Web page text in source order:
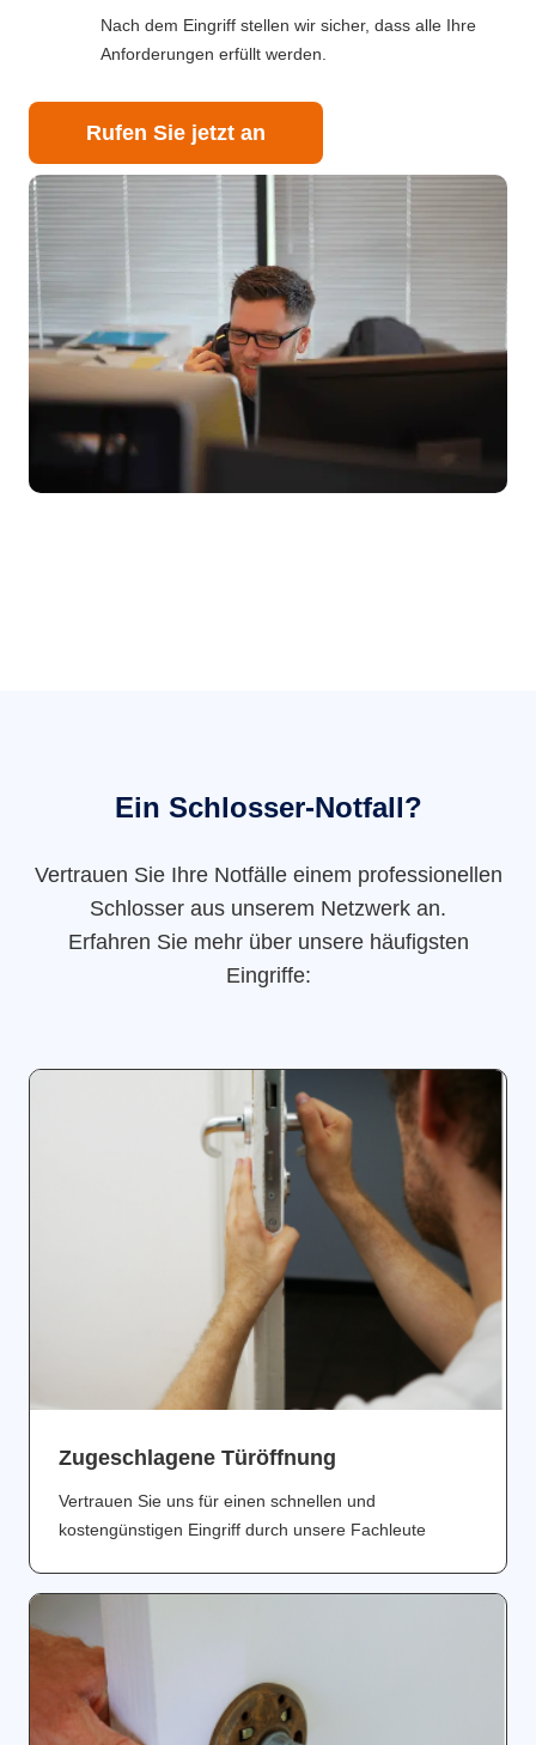
Nach dem Eingriff stellen wir sicher, dass alle Ihre
Anforderungen erfüllt werden.
Rufen Sie jetzt an
Ein Schlosser-Notfall?
Vertrauen Sie Ihre Notfälle einem professionellen
Schlosser aus unserem Netzwerk an.
Erfahren Sie mehr über unsere häufigsten
Eingriffe:
Zugeschlagene Türöffnung
Vertrauen Sie uns für einen schnellen und
kostengünstigen Eingriff durch unsere Fachleute